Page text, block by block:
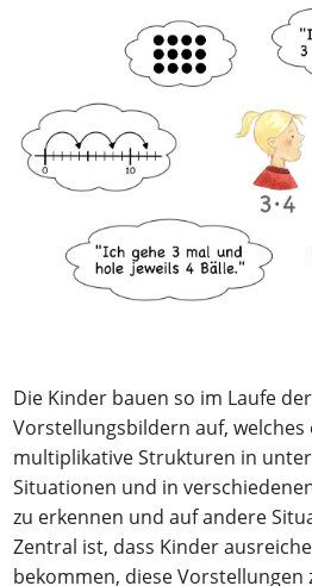
Die Kinder bauen so im Laufe
Vorstellungsbildern auf,
multiplikative Strukturen in
Situationen und in
zu erkennen und auf andere
Zentral ist, dass Kinder
bekommen, diese Vorstellungen